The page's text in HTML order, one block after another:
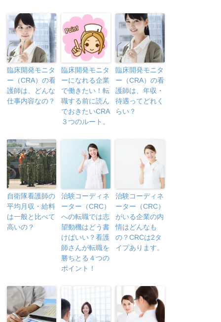
臨床開発モニタ
ー（CRA）の看
護師は、どんな
仕事内容なの？
臨床開発モニタ
ーになれる企業
で働きたい！転
職する前に読ん
でおきたいCRA
３つのルート。
臨床開発モニタ
ー（CRA）の看
護師は、年収・
待遇ってどれく
らい？
自衛隊看護師の
平均月収・給料
は一般と比べて
高いの？
治験コーディネ
ーター（CRC）
への転職では志
望動機はどう書
けばいい？看護
師さんが転職を
勝ちとる４つの
ポイント！
治験コーディネ
ーター（CRC）
がいる企業の内
情はどんなも
の？CRCは2タ
イプあります。